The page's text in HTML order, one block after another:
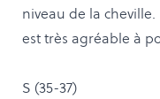
niveau de la
est très agréable à
S (35-37)